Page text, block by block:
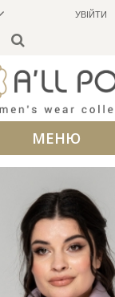
УВІЙТИ
МЕНЮ